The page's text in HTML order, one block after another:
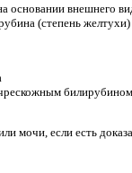
основании внешнего
(степень
мочи, если есть